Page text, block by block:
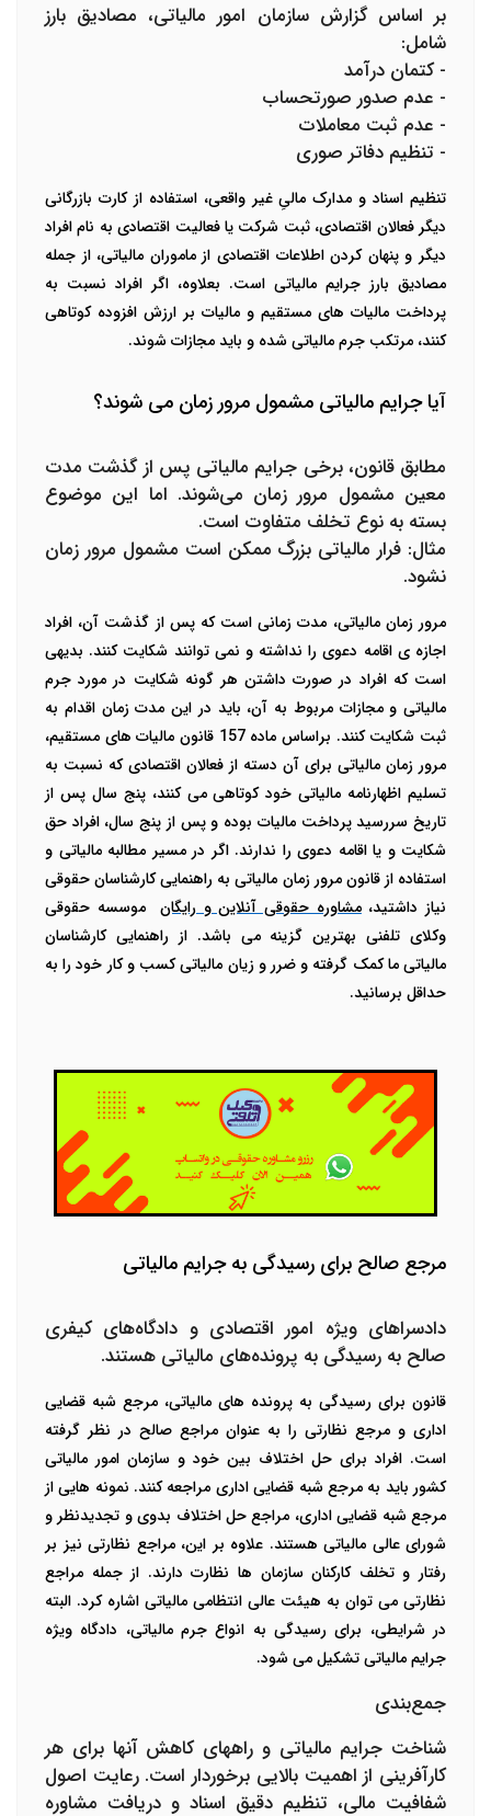
بر اساس گزارش سازمان امور مالیاتی، مصادیق بارز
شامل:
- کتمان درآمد
- عدم صدور صورتحساب
- عدم ثبت معاملات
- تنظیم دفاتر صوری
تنظیم اسناد و مدارک مالیِ غیر واقعی، استفاده از کارت بازرگانی
دیگر فعالان اقتصادی، ثبت شرکت یا فعالیت اقتصادی به نام افراد
دیگر و پنهان کردن اطلاعات اقتصادی از ماموران مالیاتی، از جمله
مصادیق بارز جرایم مالیاتی است. بعلاوه، اگر افراد نسبت به
پرداخت مالیات های مستقیم و مالیات بر ارزش افزوده کوتاهی
کنند، مرتکب جرم مالیاتی شده و باید مجازات شوند.
آیا جرایم مالیاتی مشمول مرور زمان می شوند؟
مطابق قانون، برخی جرایم مالیاتی پس از گذشت مدت
معین مشمول مرور زمان می‌شوند. اما این موضوع
بسته به نوع تخلف متفاوت است.
مثال: فرار مالیاتی بزرگ ممکن است مشمول مرور زمان
نشود.
مرور زمان مالیاتی، مدت زمانی است که پس از گذشت آن، افراد
اجازه ی اقامه دعوی را نداشته و نمی توانند شکایت کنند. بدیهی
است که افراد در صورت داشتن هر گونه شکایت در مورد جرم
مالیاتی و مجازات مربوط به آن، باید در این مدت زمان اقدام به
ثبت شکایت کنند. براساس ماده 157 قانون مالیات های مستقیم،
مرور زمان مالیاتی برای آن دسته از فعالان اقتصادی که نسبت به
تسلیم اظهارنامه مالیاتی خود کوتاهی می کنند، پنج سال پس از
تاریخ سررسید پرداخت مالیات بوده و پس از پنج سال، افراد حق
شکایت و یا اقامه دعوی را ندارند. اگر در مسیر مطالبه مالیاتی و
استفاده از قانون مرور زمان مالیاتی به راهنمایی کارشناسان حقوقی
نیاز داشتید،مشاوره حقوقی آنلاین و رایگان موسسه حقوقی
وکلای تلفنی بهترین گزینه می باشد. از راهنمایی کارشناسان
مالیاتی ما کمک گرفته و ضرر و زیان مالیاتی کسب و کار خود را به
حداقل برسانید.
مرجع صالح برای رسیدگی به جرایم مالیاتی
دادسراهای ویژه امور اقتصادی و دادگاه‌های کیفری
صالح به رسیدگی به پرونده‌های مالیاتی هستند.
قانون برای رسیدگی به پرونده های مالیاتی، مرجع شبه قضایی
اداری و مرجع نظارتی را به عنوان مراجع صالح در نظر گرفته
است. افراد برای حل اختلاف بین خود و سازمان امور مالیاتی
کشور باید به مرجع شبه قضایی اداری مراجعه کنند. نمونه هایی از
مرجع شبه قضایی اداری، مراجع حل اختلاف بدوی و تجدیدنظر و
شورای عالی مالیاتی هستند. علاوه بر این، مراجع نظارتی نیز بر
رفتار و تخلف کارکنان سازمان ها نظارت دارند. از جمله مراجع
نظارتی می توان به هیئت عالی انتظامی مالیاتی اشاره کرد. البته
در شرایطی، برای رسیدگی به انواع جرم مالیاتی، دادگاه ویژه
جرایم مالیاتی تشکیل می شود.
جمع‌بندی
شناخت جرایم مالیاتی و راههای کاهش آنها برای هر
کارآفرینی از اهمیت بالایی برخوردار است. رعایت اصول
شفافیت مالی، تنظیم دقیق اسناد و دریافت مشاوره